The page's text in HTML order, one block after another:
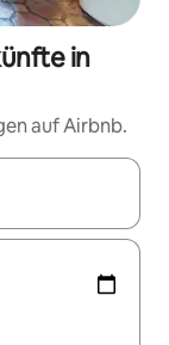
in
auf Airbnb.
mit den